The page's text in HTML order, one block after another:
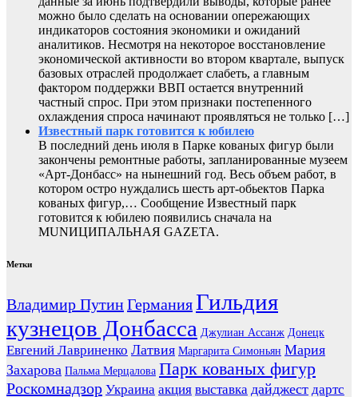
можно было сделать на основании опережающих
индикаторов состояния экономики и ожиданий
аналитиков. Несмотря на некоторое восстановление
экономической активности во втором квартале, выпуск
базовых отраслей продолжает слабеть, а главным
фактором поддержки ВВП остается внутренний
частный спрос. При этом признаки постепенного
охлаждения спроса начинают проявляться не только […]
Известный парк готовится к юбилею
В последний день июля в Парке кованых фигур были
закончены ремонтные работы, запланированные музеем
«Арт-Донбасс» на нынешний год. Весь объем работ, в
котором остро нуждались шесть арт-обьектов Парка
кованых фигур,… Сообщение Известный парк
готовится к юбилею появились сначала на
MUNИЦИПАЛЬНАЯ GAZЕТА.
Метки
Владимир ПутинГерманияГильдия
кузнецов Донбасса Джулиан Ассанж Донецк
Евгений Лавриненко Латвия Маргарита Симоньян Мария
Захарова Пальма Мерцалова Парк кованых фигур
Роскомнадзор Украина акция выставка дайджест дартс